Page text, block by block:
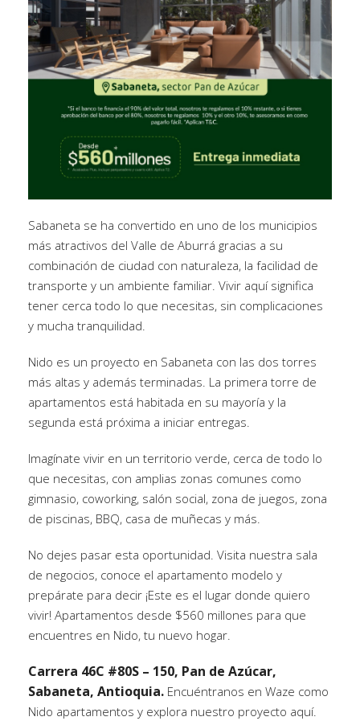
Sabaneta se ha convertido en uno de los municipios
más atractivos del Valle de Aburrá gracias a su
combinación de ciudad con naturaleza, la facilidad de
transporte y un ambiente familiar. Vivir aquí significa
tener cerca todo lo que necesitas, sin complicaciones
y mucha tranquilidad.
Nido es un proyecto en Sabaneta con las dos torres
más altas y además terminadas. La primera torre de
apartamentos está habitada en su mayoría y la
segunda está próxima a iniciar entregas.
Imagínate vivir en un territorio verde, cerca de todo lo
que necesitas, con amplias zonas comunes como
gimnasio, coworking, salón social, zona de juegos, zona
de piscinas, BBQ, casa de muñecas y más.
No dejes pasar esta oportunidad. Visita nuestra sala
de negocios, conoce el apartamento modelo y
prepárate para decir ¡Este es el lugar donde quiero
vivir! Apartamentos desde $560 millones para que
encuentres en Nido, tu nuevo hogar.
Carrera 46C #80S – 150, Pan de Azúcar,
Sabaneta, Antioquia. Encuéntranos en Waze como
Nido apartamentos y explora nuestro proyecto aquí.